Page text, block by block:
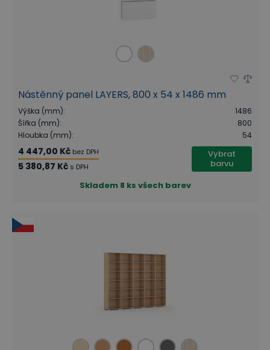
Nástěnný panel LAYERS, 800 x 54 x 1486 mm
Výška (mm):
1486
Šířka (mm):
800
Hloubka (mm): 54
4 447,00 Kč bez DPH
5 380,87 Kč s DPH
Vybrat
barvu
Skladem 8 ks všech barev